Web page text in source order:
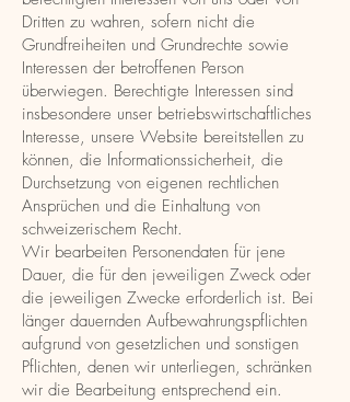
Dritten zu wahren, sofern nicht die
Grundfreiheiten und Grundrechte sowie
Interessen der betroffenen Person
überwiegen. Berechtigte Interessen sind
insbesondere unser betriebswirtschaftliches
Interesse, unsere Website bereitstellen zu
können, die Informationssicherheit, die
Durchsetzung von eigenen rechtlichen
Ansprüchen und die Einhaltung von
schweizerischem Recht.
Wir bearbeiten Personendaten für jene
Dauer, die für den jeweiligen Zweck oder
die jeweiligen Zwecke erforderlich ist. Bei
länger dauernden Aufbewahrungspflichten
aufgrund von gesetzlichen und sonstigen
Pflichten, denen wir unterliegen, schränken
wir die Bearbeitung entsprechend ein.